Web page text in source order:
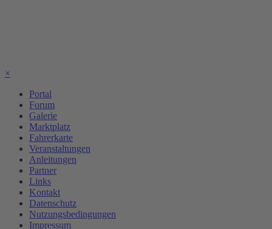
×
Portal
Forum
Galerie
Marktplatz
Fahrerkarte
Veranstaltungen
Anleitungen
Partner
Links
Kontakt
Datenschutz
Nutzungsbedingungen
Impressum